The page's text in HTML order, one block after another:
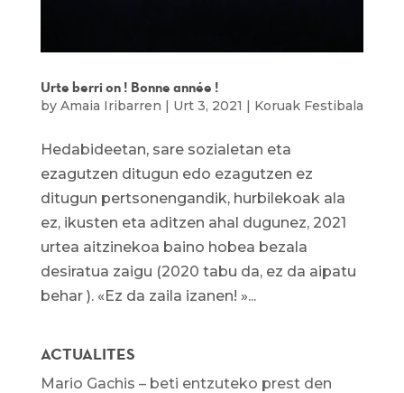
Urte berri on ! Bonne année !
by Amaia Iribarren | Urt 3, 2021 | Koruak Festibala
Hedabideetan, sare sozialetan eta
ezagutzen ditugun edo ezagutzen ez
ditugun pertsonengandik, hurbilekoak ala
ez, ikusten eta aditzen ahal dugunez, 2021
urtea aitzinekoa baino hobea bezala
desiratua zaigu (2020 tabu da, ez da aipatu
behar ). «Ez da zaila izanen! »...
ACTUALITES
Mario Gachis – beti entzuteko prest den